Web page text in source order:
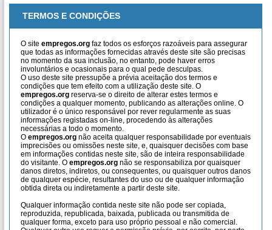
TERMOS E CONDIÇÕES
O site empregos.org faz todos os esforços razoáveis para assegurar
que todas as informações fornecidas através deste site são precisas
no momento da sua inclusão, no entanto, pode haver erros
involuntários e ocasionais para o qual pede desculpas.
O uso deste site pressupõe a prévia aceitação dos termos e
condições que tem efeito com a utilização deste site. O
empregos.org reserva-se o direito de alterar estes termos e
condições a qualquer momento, publicando as alterações online. O
utilizador é o único responsável por rever regularmente as suas
informações registadas on-line, procedendo às alterações
necessárias a todo o momento.
O empregos.org não aceita qualquer responsabilidade por eventuais
imprecisões ou omissões neste site, e, quaisquer decisões com base
em informações contidas neste site, são de inteira responsabilidade
do visitante. O empregos.org não se responsabiliza por quaisquer
danos diretos, indiretos, ou consequentes, ou quaisquer outros danos
de qualquer espécie, resultantes do uso ou de qualquer informação
obtida direta ou indiretamente a partir deste site.
Qualquer informação contida neste site não pode ser copiada,
reproduzida, republicada, baixada, publicada ou transmitida de
qualquer forma, exceto para uso próprio pessoal e não comercial.